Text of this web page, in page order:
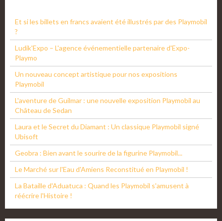
Et si les billets en francs avaient été illustrés par des Playmobil
?
Ludik'Expo – L'agence événementielle partenaire d'Expo-
Playmo
Un nouveau concept artistique pour nos expositions
Playmobil
L'aventure de Guilmar : une nouvelle exposition Playmobil au
Château de Sedan
Laura et le Secret du Diamant : Un classique Playmobil signé
Ubisoft
Geobra : Bien avant le sourire de la figurine Playmobil...
Le Marché sur l'Eau d'Amiens Reconstitué en Playmobil !
La Bataille d'Aduatuca : Quand les Playmobil s'amusent à
réécrire l'Histoire !